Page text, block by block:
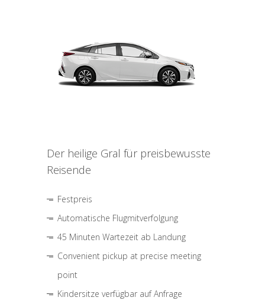
Der heilige Gral für preisbewusste
Reisende
Festpreis
Automatische Flugmitverfolgung
45 Minuten Wartezeit ab Landung
Convenient pickup at precise meeting
point
Kindersitze verfügbar auf Anfrage